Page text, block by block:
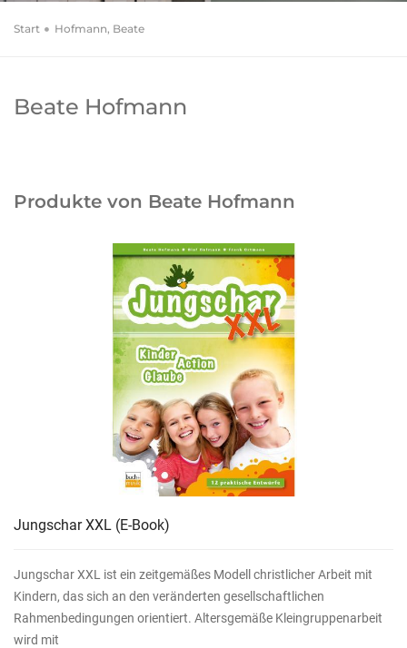
Start Hofmann, Beate
Beate Hofmann
Produkte von Beate Hofmann
Jungschar XXL (E-Book)
Jungschar XXL ist ein zeitgemäßes Modell christlicher Arbeit mit
Kindern, das sich an den veränderten gesellschaftlichen
Rahmenbedingungen orientiert. Altersgemäße Kleingruppenarbeit
wird mit